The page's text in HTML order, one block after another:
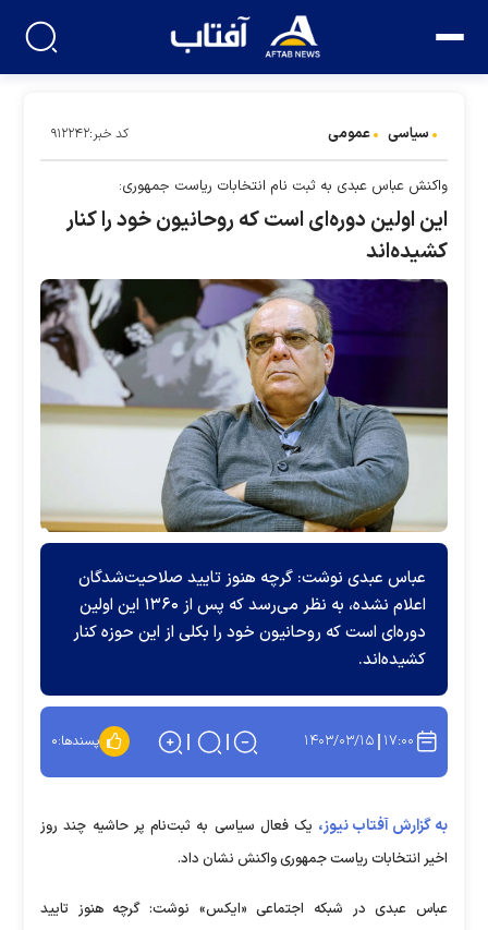
سیاسی عمومی کد خبر:۹۱۲۲۴۲
واکنش عباس عبدی به ثبت نام انتخابات ریاست جمهوری:
این اولین دوره‌ای است که روحانیون خود را کنار
کشیده‌اند
عباس عبدی نوشت: گرچه هنوز تایید صلاحیت‌شدگان
اعلام نشده، به نظر می‌رسد که پس از ۱۳۶۰ این اولین
دوره‌ای است که روحانیون خود را بکلی از این حوزه کنار
کشیده‌اند.
۱۷:۰۰ ۱۴۰۳/۰۳/۱۵ پسندها:۰
به گزارش آفتاب نیوز، یک فعال سیاسی به ثبت‌نام پر حاشیه چند روز
اخیر انتخابات ریاست جمهوری واکنش نشان داد.
عباس عبدی در شبکه اجتماعی «ایکس» نوشت: گرچه هنوز تایید